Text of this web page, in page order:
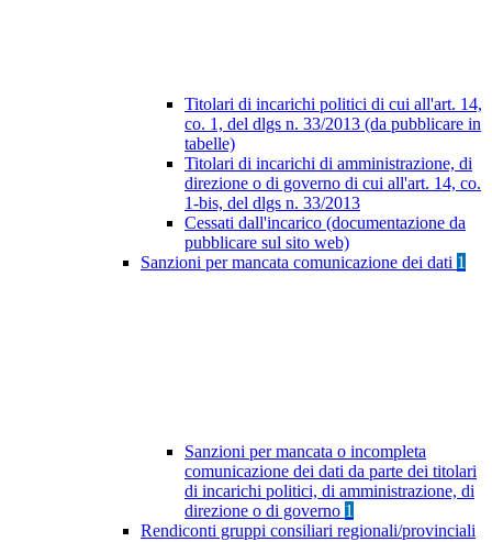
Titolari di incarichi politici di cui all'art. 14,
co. 1, del dlgs n. 33/2013 (da pubblicare in
tabelle)
Titolari di incarichi di amministrazione, di
direzione o di governo di cui all'art. 14, co.
1-bis, del dlgs n. 33/2013
Cessati dall'incarico (documentazione da
pubblicare sul sito web)
Sanzioni per mancata comunicazione dei dati 1
Sanzioni per mancata o incompleta
comunicazione dei dati da parte dei titolari
di incarichi politici, di amministrazione, di
direzione o di governo 1
Rendiconti gruppi consiliari regionali/provinciali